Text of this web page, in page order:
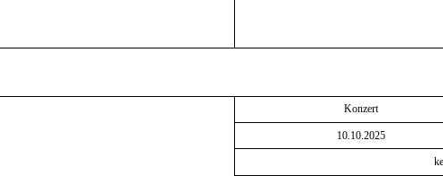
Konzert
10.10.2025